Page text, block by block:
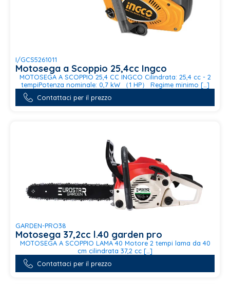
I/GCS5261011
Motosega a Scoppio 25,4cc Ingco
MOTOSEGA A SCOPPIO 25,4 CC INGCO Cilindrata: 25,4 cc - 2
tempiPotenza nominale: 0,7 kW （1 HP） Regime minimo […]
Contattaci per il prezzo
GARDEN-PRO38
Motosega 37,2cc l.40 garden pro
MOTOSEGA A SCOPPIO LAMA 40 Motore 2 tempi lama da 40
cm cilindrata 37,2 cc […]
Contattaci per il prezzo